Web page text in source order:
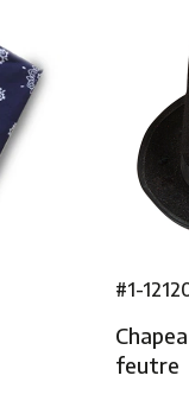
#1-
feutre